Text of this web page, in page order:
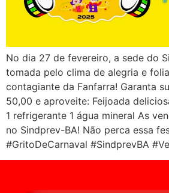
No dia 27 de fevereiro, a sede do
tomada pelo clima de alegria e
contagiante da Fanfarra! Garanta
50,00 e aproveite: Feijoada
1 refrigerante 1 água mineral As
no Sindprev-BA! Não perca essa
#GritoDeCarnaval #SindprevBA